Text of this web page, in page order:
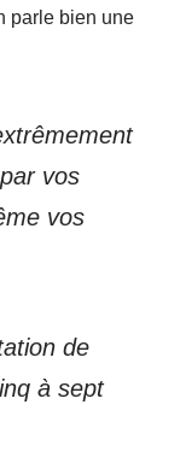
parle bien une
vos
vos
de
à sept